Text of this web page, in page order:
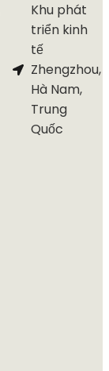
Khu phát
triển kinh
tế
Zhengzhou,
Hà Nam,
Trung
Quốc